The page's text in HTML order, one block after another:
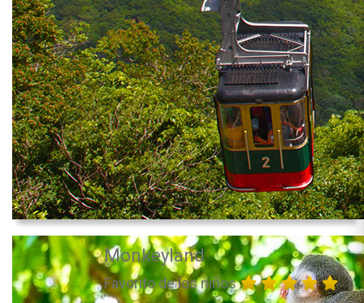
Monkeyland
Favorito de los niños